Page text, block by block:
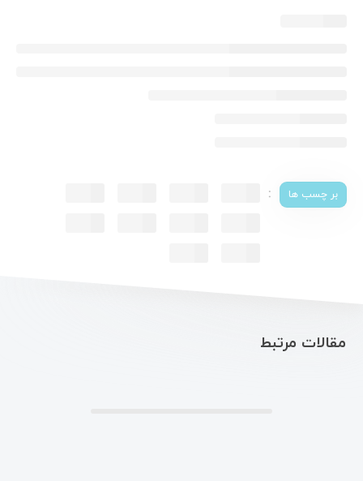
بر چسب ها :
مقالات مرتبط